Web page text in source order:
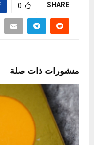
SHARE
0
منشورات ذات صلة